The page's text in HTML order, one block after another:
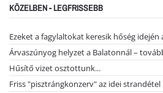
KÖZELBEN - LEGFRISSEBB
Ezeket a fagylaltokat keresik hőség idején
Árvaszúnyog helyzet a Balatonnál –
Hűsítő vizet osztottunk...
Friss "pisztrángkonzerv" az idei strandétel